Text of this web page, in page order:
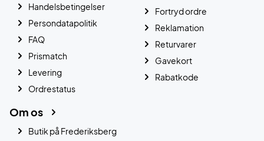
Handelsbetingelser
Persondatapolitik
FAQ
Prismatch
Levering
Ordrestatus
Fortryd ordre
Reklamation
Returvarer
Gavekort
Rabatkode
Om os
Butik på Frederiksberg